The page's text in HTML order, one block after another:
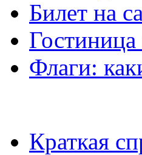
Билет на
Флаги:
Краткая